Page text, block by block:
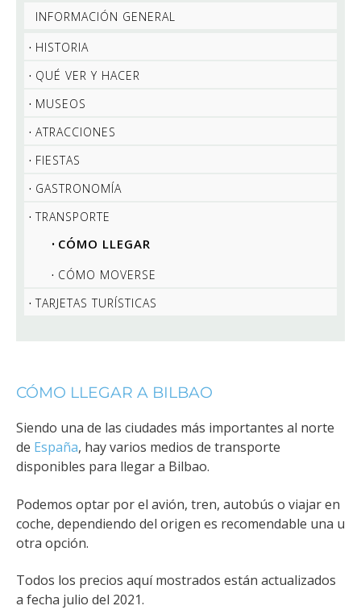
INFORMACIÓN GENERAL
HISTORIA
QUÉ VER Y HACER
MUSEOS
ATRACCIONES
FIESTAS
GASTRONOMÍA
TRANSPORTE
CÓMO LLEGAR
CÓMO MOVERSE
TARJETAS TURÍSTICAS
CÓMO LLEGAR A BILBAO
Siendo una de las ciudades más importantes al norte
de España, hay varios medios de transporte
disponibles para llegar a Bilbao.
Podemos optar por el avión, tren, autobús o viajar en
coche, dependiendo del origen es recomendable una u
otra opción.
Todos los precios aquí mostrados están actualizados
a fecha julio del 2021.